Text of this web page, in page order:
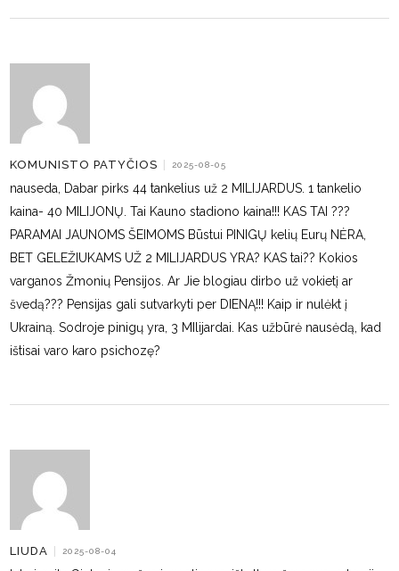
KOMUNISTO PATYČIOS | 2025-08-05
nauseda, Dabar pirks 44 tankelius už 2 MILIJARDUS. 1 tankelio
kaina- 40 MILIJONŲ. Tai Kauno stadiono kaina!!! KAS TAI ???
PARAMAI JAUNOMS ŠEIMOMS Būstui PINIGŲ kelių Eurų NĖRA,
BET GELEŽIUKAMS UŽ 2 MILIJARDUS YRA? KAS tai?? Kokios
varganos Žmonių Pensijos. Ar Jie blogiau dirbo už vokietį ar
švedą??? Pensijas gali sutvarkyti per DIENĄ!!! Kaip ir nulėkt į
Ukrainą. Sodroje pinigų yra, 3 MIlijardai. Kas užbūrė nausėdą, kad
ištisai varo karo psichozę?
LIUDA | 2025-08-04